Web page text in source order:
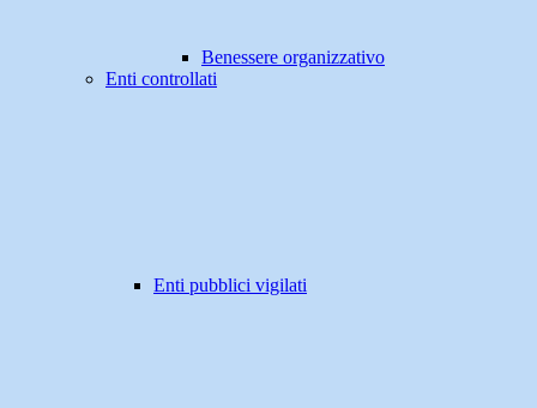
Benessere organizzativo
Enti controllati
Enti pubblici vigilati